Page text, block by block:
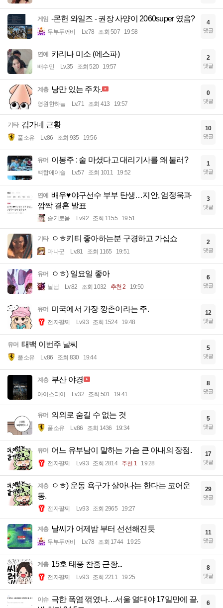
게임 -몬헌 와일즈 - 권장 사양이 2060super 였음?
두부두꺼비 Lv.78 조회 507 19:58
4
댓글
연예 카리나 미소 (에스파)
배수민 Lv.35 조회 520 19:57
2
댓글
계층 낭만 있는 주차.
영원한하늘 Lv.71 조회 413 19:57
0
댓글
기타 김가네 근황
풀소유 Lv.86 조회 935 19:56
10
댓글
유머 이봉주 : 술 마셨다고 대리기사를 왜 불러?
백합에이슬 Lv.57 조회 1011 19:52
1
댓글
연예 배우♥야구선수 부부 탄생…지안, 엄정욱과
깜짝 결혼 발표
슬기로움 Lv.92 조회 1155 19:51
3
댓글
기타 ㅇㅎ키티 좋아하는분 구경하고 가십쇼
마나군 Lv.81 조회 1165 19:51
2
댓글
유머 ㅇㅎ) 일요일 좋아
닐냄 Lv.82 조회 1032 추천 2 19:50
6
댓글
유머 미국에서 가장 깡촌이라는 주.
전자팔찌 Lv.93 조회 1524 19:48
12
댓글
유머 태백 이번주 날씨
풀소유 Lv.86 조회 830 19:44
5
댓글
계층 부산 야경
아이스티이 Lv.32 조회 501 19:41
8
댓글
유머 의외로 숨길 수 없는 것
풀소유 Lv.86 조회 1436 19:34
5
댓글
유머 어느 유부남이 말하는 가슴 큰 아내의 장점.
전자팔찌 Lv.93 조회 2814 추천 1 19:28
17
댓글
계층
ㅇㅎ) 운동 욕구가 살아나는 한다는 코어운
동.
전자팔찌 Lv.93 조회 2965 19:27
29
댓글
계층 날씨가 어제밤 부터 선선해진듯
두부두꺼비 Lv.78 조회 1744 19:25
11
댓글
계층 15호 태풍 찬홈 근황...
전자팔찌 Lv.93 조회 2211 19:25
8
댓글
이슈 극한 폭염 꺾였나…서울 열대야 17일만에 끝,
6